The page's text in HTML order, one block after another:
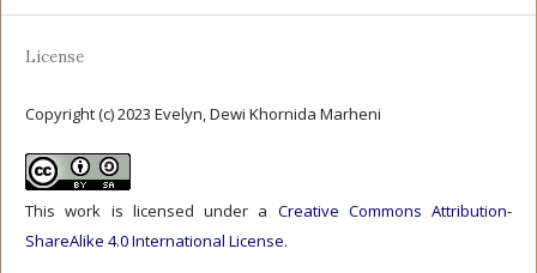
License
Copyright (c) 2023 Evelyn, Dewi Khornida Marheni
This work is licensed under a Creative Commons Attribution-
ShareAlike 4.0 International License.